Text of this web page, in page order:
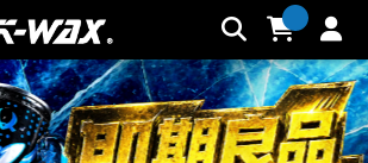
台灣汽車美容材料